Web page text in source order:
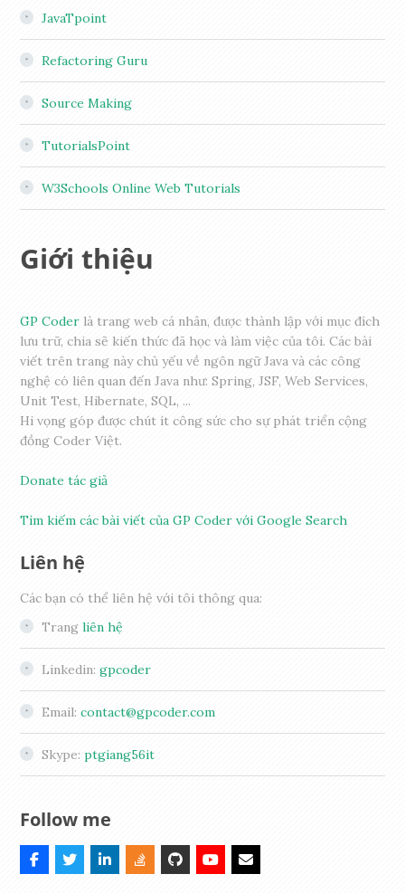
JavaTpoint
Refactoring Guru
Source Making
TutorialsPoint
W3Schools Online Web Tutorials
Giới thiệu
GP Coder là trang web cá nhân, được thành lập với mục đích
lưu trữ, chia sẽ kiến thức đã học và làm việc của tôi. Các bài
viết trên trang này chủ yếu về ngôn ngữ Java và các công
nghệ có liên quan đến Java như: Spring, JSF, Web Services,
Unit Test, Hibernate, SQL, ...
Hi vọng góp được chút ít công sức cho sự phát triển cộng
đồng Coder Việt.
Donate tác giả
Tìm kiếm các bài viết của GP Coder với Google Search
Liên hệ
Các bạn có thể liên hệ với tôi thông qua:
Trangliên hệ
Linkedin:gpcoder
Email:contact@gpcoder.com
Skype:ptgiang56it
Follow me